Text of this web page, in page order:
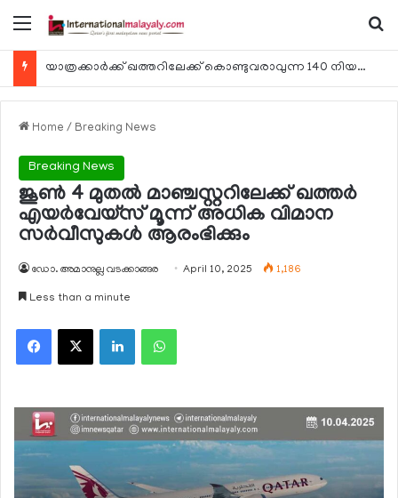
Menu
യാത്രക്കാര്‍ക്ക് ഖത്തറിലേക്ക് കൊണ്ടുവരാവുന്ന 140 നിയന്ത്രിത മരുന്നുകളുടെ പട്ടിക പ്രസിദ്ധീകരിച്ച് പൊതുജനാരോഗ്യ മന്ത്രാലയം
Home / Breaking News
Breaking News
ജൂണ്‍ 4 മുതല്‍ മാഞ്ചസ്റ്ററിലേക്ക് ഖത്തര്‍
എയര്‍വേയ്സ് മൂന്ന് അധിക വിമാന
സര്‍വീസുകള്‍ ആരംഭിക്കും
ഡോ. അമാനുല്ല വടക്കാങ്ങര April 10, 2025 1,186
Less than a minute
Facebook
X LinkedInWhatsApp